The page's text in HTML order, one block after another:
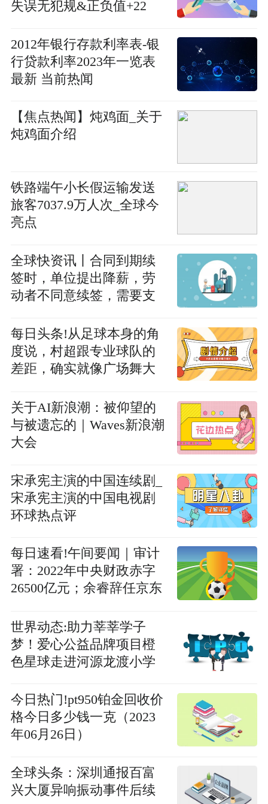
失误无犯规&正负值+22
2012年银行存款利率表-银
行贷款利率2023年一览表
最新 当前热闻
【焦点热闻】炖鸡面_关于
炖鸡面介绍
铁路端午小长假运输发送
旅客7037.9万人次_全球今
亮点
全球快资讯丨合同到期续
签时，单位提出降薪，劳
动者不同意续签，需要支
每日头条!从足球本身的角
度说，村超跟专业球队的
差距，确实就像广场舞大
关于AI新浪潮：被仰望的
与被遗忘的｜Waves新浪潮
大会
宋承宪主演的中国连续剧_
宋承宪主演的中国电视剧
环球热点评
每日速看!午间要闻｜审计
署：2022年中央财政赤字
26500亿元；余睿辞任京东
iPhone 15系列即将量产，
富士康郑州园区日均招工
1000人
世界动态:助力莘莘学子
梦！爱心公益品牌项目橙
色星球走进河源龙渡小学
今日热门!pt950铂金回收价
格今日多少钱一克（2023
年06月26日）
全球头条：深圳通报百富
兴大厦异响振动事件后续